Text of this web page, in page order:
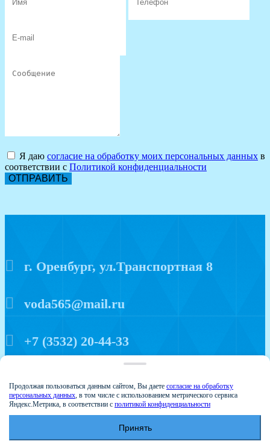
Я даю согласие на обработку моих персональных данных в
соответствии с Политикой конфиденциальности
ОТПРАВИТЬ
г. Оренбург, ул.Транспортная 8
voda565@mail.ru
+7 (3532) 20-44-33
Продолжая пользоваться данным сайтом, Вы даете согласие на обработку
персональных данных, в том числе с использованием метрического сервиса
Яндекс.Метрика, в соответствии с политикой конфиденциальности
Принять